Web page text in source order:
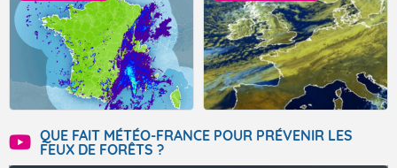
QUE FAIT MÉTÉO-FRANCE POUR PRÉVENIR LES
FEUX DE FORÊTS ?